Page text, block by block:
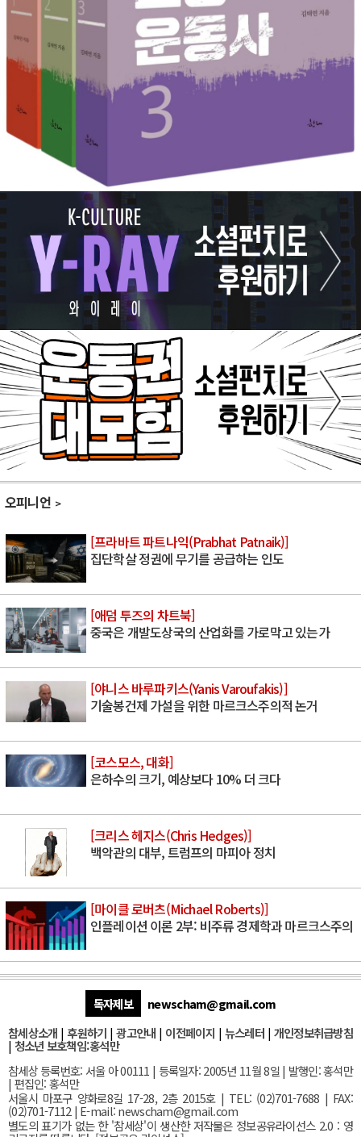
오피니언
[프라바트 파트나익(Prabhat Patnaik)]
집단학살 정권에 무기를 공급하는 인도
[애덤 투즈의 차트북]
중국은 개발도상국의 산업화를 가로막고 있는가
[야니스 바루파키스(Yanis Varoufakis)]
기술봉건제 가설을 위한 마르크스주의적 논거
[코스모스, 대화]
은하수의 크기, 예상보다 10% 더 크다
[크리스 헤지스(Chris Hedges)]
백악관의 대부, 트럼프의 마피아 정치
[마이클 로버츠(Michael Roberts)]
인플레이션 이론 2부: 비주류 경제학과 마르크스주의
독자제보
newscham@gmail.com
참세상소개 | 후원하기 |광고안내 | 이전페이지 | 뉴스레터| 개인정보취급방침
| 청소년 보호책임:홍석만
참세상 등록번호: 서울 아 00111 | 등록일자: 2005년 11월 8일 | 발행인: 홍석만
| 편집인: 홍석만
서울시 마포구 양화로8길 17-28, 2층 2015호| TEL: (02)701-7688 | FAX:
(02)701-7112 | E-mail:newscham@gmail.com
별도의 표기가 없는 한 '참세상'이 생산한 저작물은 정보공유라이선스 2.0 : 영